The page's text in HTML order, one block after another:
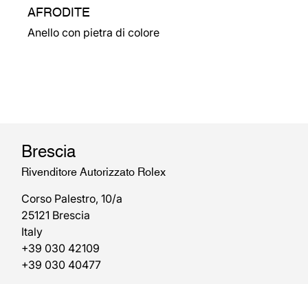
AFRODITE
Anello con pietra di colore
Brescia
Rivenditore Autorizzato Rolex
Corso Palestro, 10/a
25121 Brescia
Italy
+39 030 42109
+39 030 40477